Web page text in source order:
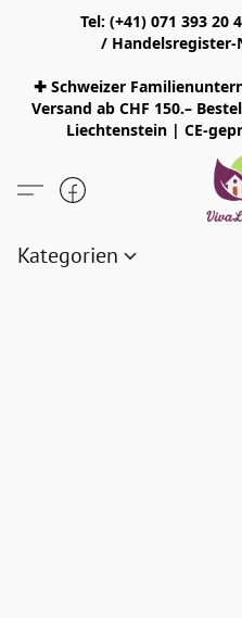
Tel: (+41) 071 393 20
/ Handelsregister-
✚ Schweizer
Versand ab CHF 150.–
Liechtenstein | CE-
Kategorien